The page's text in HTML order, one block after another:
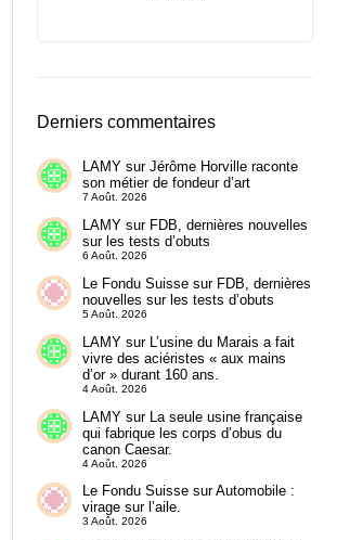
Derniers commentaires
LAMYsur Jérôme Horville raconte
son métier de fondeur d’art
7 Août. 2026
LAMYsur FDB, dernières nouvelles
sur les tests d’obuts
6 Août. 2026
Le Fondu Suissesur FDB, dernières
nouvelles sur les tests d’obuts
5 Août. 2026
LAMYsur L’usine du Marais a fait
vivre des aciéristes « aux mains
d’or » durant 160 ans.
4 Août. 2026
LAMYsur La seule usine française
qui fabrique les corps d’obus du
canon Caesar.
4 Août. 2026
Le Fondu SuissesurAutomobile :
virage sur l’aile.
3 Août. 2026